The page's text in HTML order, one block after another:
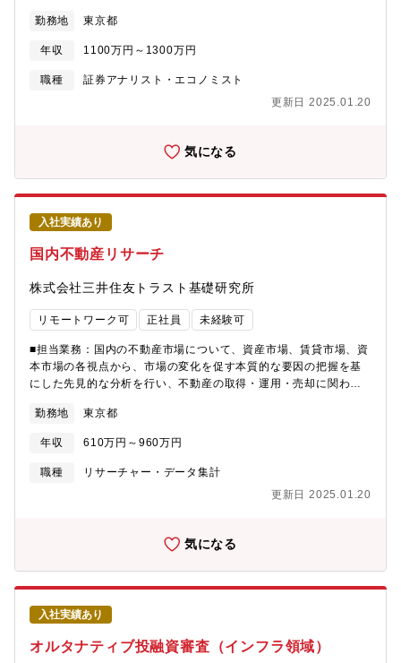
柄に対する詳細な分析を行うことにより、J-REIT 市場の見通しや
銘柄選定にかかる助言を行います。・J-REIT 市場の見通しおよび
セクター別（プロパティタイプ、大型・中小型）の評価・各銘柄
の資産評価、財務評価、運用力評価・各銘柄のESGへの取り組み
ニタリング・評価（SMTRI J-REIT Index、インプライドキャップ
J-REIT全銘柄を対象に、複数名のアナリスト（当社HPの「研究員
の紹介」を参照）がそれぞれの強みを発揮して業務を分担し、ア
シスタントのデータ整備等のサポートを受け、J-REITに関する多
角的な分析を行い、投資顧問契約を締結した特定の顧客に対して
投資助言を行っています（不特定多数が相手ではない。継続的で
堅実なサービス提供が求められる）。各アナリストには担当銘柄
の業績予想作成、定性評価レポート執筆をベースとして、本人の
適性や希望も考慮し、部として提供する様々な各種データ、レポ
ート作成を分担していただきます。また、若手の指導・育成や同
僚への積極的な知見共有により、チーム力全体の向上への貢献も
期待します。■当社について：三井住友トラスト基礎研究所は、
「都市と不動産」に関する調査研究・提言とコンサルティング業
務を行う専門シンクタンクとして 1988年に誕生しました。その
後、都市が抱える諸問題に対して調査研究、提言を行うととも
に、不動産に関して社会やマーケットが求める理論的・実践的な
調査研究成果の蓄積を基盤として、不動産市場・不動産金融分野
勤務地 東京都
年収 1100万円～1300万円
職種
証券アナリスト・エコノミスト
更新日 2025.01.20
気になる
入社実績あり
国内不動産リサーチ
株式会社三井住友トラスト基礎研究所
リモートワーク可 正社員 未経験可
■担当業務：国内の不動産市場について、資産市場、賃貸市場、資
本市場の各視点から、市場の変化を促す本質的な要因の把握を基
にした先見的な分析を行い、不動産の取得・運用・売却に関わる
します。リサーチ機能を担う投資調査部は「投資調査第１部・投
資調査第２部」に分かれておりますが、配属は面接を通じて決定
します。■担当業務詳細：・不動産の投資適格性評価、不動産投資
市場の将来予測、リスクの計量化など・不動産投資に関する調
ど主要不動産の需給動向・市場予測など、不動産市場に関する調
高いインフラ、PRE分野の調査、研究■当社について：三井住友ト
ラスト基礎研究所は、「都市と不動産」に関する調査研究・提言
とコンサルティング業務を行う専門シンクタンクとして 1988年に
誕生しました。その後、都市が抱える諸問題に対して調査研究、
提言を行うとともに、不動産に関して社会やマーケットが求める
理論的・実践的な研究に取り組んでまいりました。そして、近年
特に、このような調査研究成果の蓄積を基盤として、不動産市
場・不動産金融分野に特化した独自のコンサルティングも展開し
勤務地 東京都
年収 610万円～960万円
職種
リサーチャー・データ集計
更新日 2025.01.20
気になる
入社実績あり
オルタナティブ投融資審査（インフラ領域）